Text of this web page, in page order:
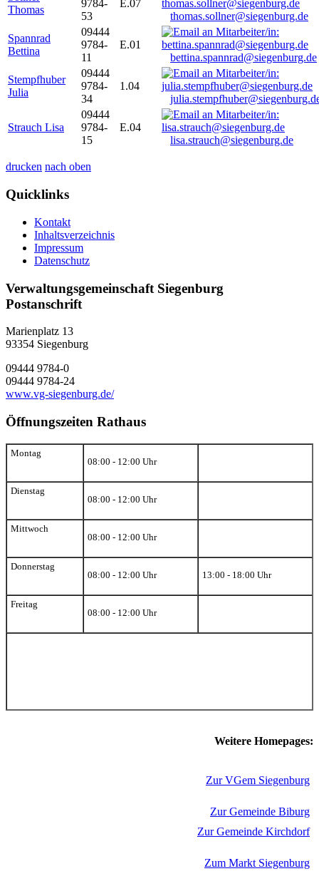
Thomas
9784-
53
E.07
thomas.sollner@siegenburg.de
Spannrad
Bettina
09444
9784-
11
E.01
bettina.spannrad@siegenburg.de
Stempfhuber
Julia
09444
9784-
34
1.04
Strauch Lisa
09444
9784-
15
E.04
lisa.strauch@siegenburg.de
drucken nach oben
Quicklinks
Kontakt
Inhaltsverzeichnis
Impressum
Datenschutz
Verwaltungsgemeinschaft Siegenburg
Postanschrift
Marienplatz 13
93354 Siegenburg
09444 9784-0
09444 9784-24
www.vg-siegenburg.de/
Öffnungszeiten Rathaus
Montag
08:00 - 12:00 Uhr
Dienstag
08:00 - 12:00 Uhr
Mittwoch
08:00 - 12:00 Uhr
Donnerstag
08:00 - 12:00 Uhr
13:00 - 18:00 Uhr
Freitag
08:00 - 12:00 Uhr
Weitere Homepages:
Zur VGem Siegenburg
Zur Gemeinde Biburg
Zur Gemeinde Kirchdorf
Zum Markt Siegenburg